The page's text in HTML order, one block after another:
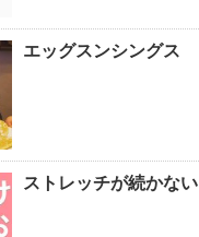
エッグスンシングス
ストレッチが続かない